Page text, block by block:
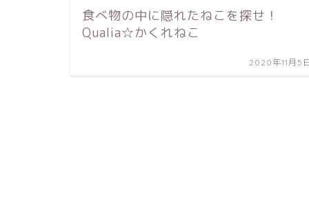
食べ物の中に隠れたねこを探せ！
Qualia☆かくれねこ
2020年11月5